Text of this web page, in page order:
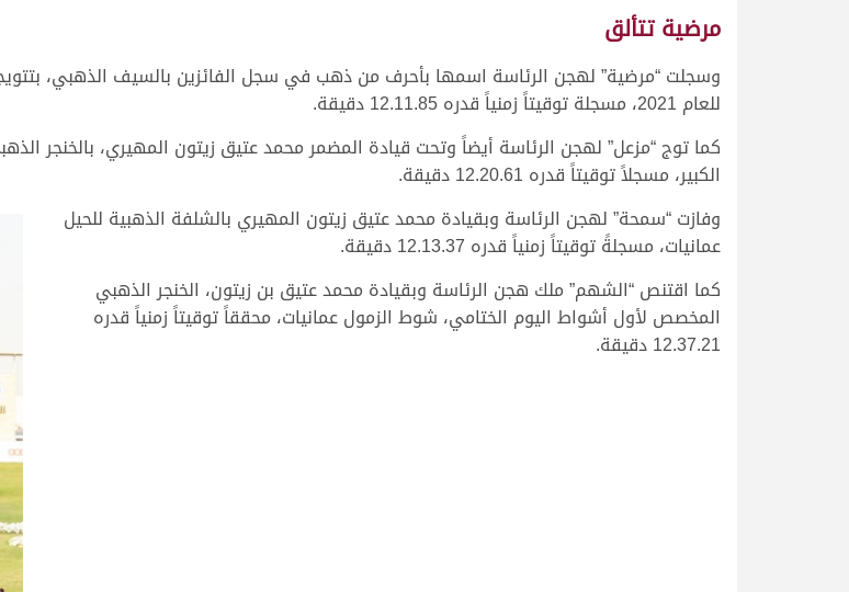
مرضية تتألق
وسجلت “مرضية” لهجن الرئاسة اسمها بأحرف من ذهب في سجل الفائزين بالسيف الذهبي،
للعام 2021، مسجلة توقيتاً زمنياً قدره 12.11.85 دقيقة.
كما توج “مزعل” لهجن الرئاسة أيضاً وتحت قيادة المضمر محمد عتيق زيتون المهيري، بالخنجر
الكبير، مسجلاً توقيتاً قدره 12.20.61 دقيقة.
وفازت “سمحة” لهجن الرئاسة وبقيادة محمد عتيق زيتون المهيري بالشلفة الذهبية للحيل
عمانيات، مسجلةً توقيتاً زمنياً قدره 12.13.37 دقيقة.
كما اقتنص “الشهم” ملك هجن الرئاسة وبقيادة محمد عتيق بن زيتون، الخنجر الذهبي
المخصص لأول أشواط اليوم الختامي، شوط الزمول عمانيات، محققاً توقيتاً زمنياً قدره
12.37.21 دقيقة.